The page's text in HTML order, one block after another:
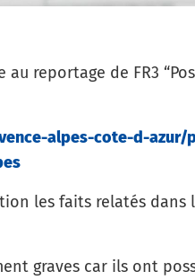
reportage de FR3
alpes-cote-d-azur/
les faits relatés dans
graves car ils ont